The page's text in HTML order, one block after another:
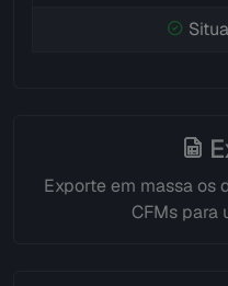
Exporte em massa os
CFMs para